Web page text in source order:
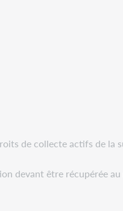
de collecte actifs de
devant être récupérée au